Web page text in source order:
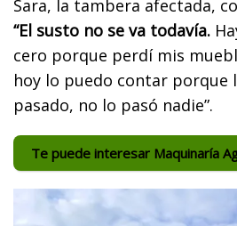
Sara, la tambera afectada,
“El susto no se va todavía.
cero porque perdí mis
hoy lo puedo contar porque
pasado, no lo pasó nadie”.
Te puede interesar Maquinaría